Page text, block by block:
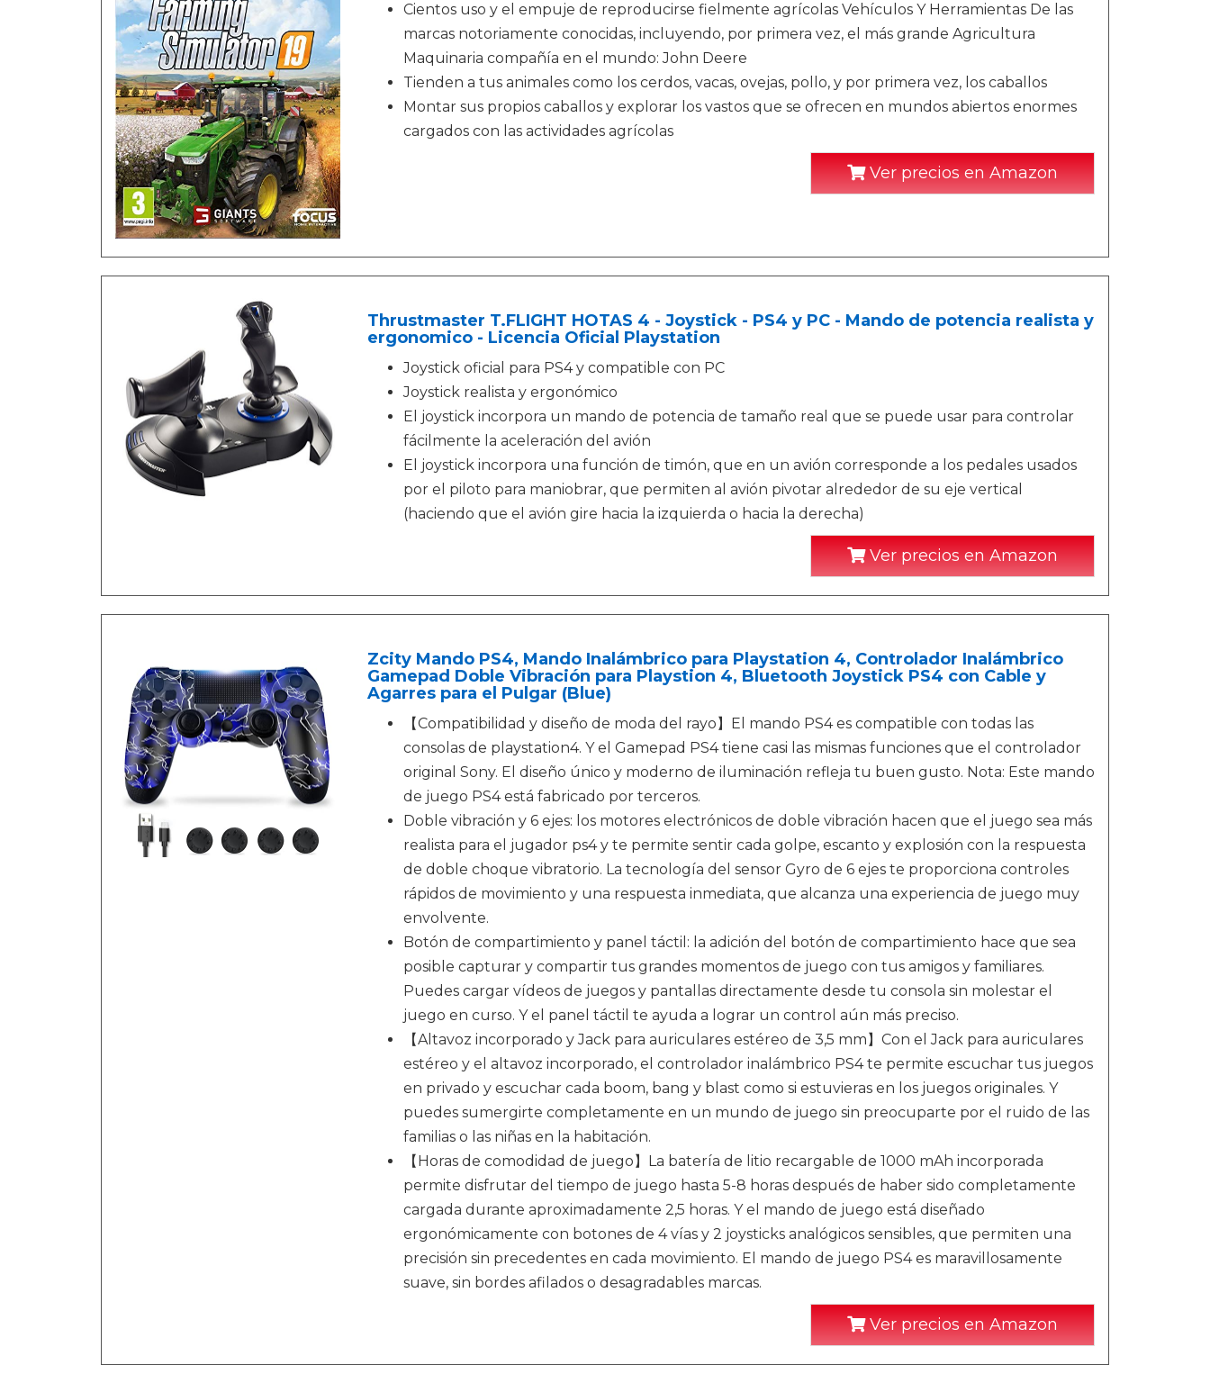
Cientos uso y el empuje de reproducirse fielmente agrícolas Vehículos Y Herramientas De las
marcas notoriamente conocidas, incluyendo, por primera vez, el más grande Agricultura
Maquinaria compañía en el mundo: John Deere
Tienden a tus animales como los cerdos, vacas, ovejas, pollo, y por primera vez, los caballos
Montar sus propios caballos y explorar los vastos que se ofrecen en mundos abiertos enormes
cargados con las actividades agrícolas
Ver precios en Amazon
Thrustmaster T.FLIGHT HOTAS 4 - Joystick - PS4 y PC - Mando de potencia realista y
ergonomico - Licencia Oficial Playstation
Joystick oficial para PS4 y compatible con PC
Joystick realista y ergonómico
El joystick incorpora un mando de potencia de tamaño real que se puede usar para controlar
fácilmente la aceleración del avión
El joystick incorpora una función de timón, que en un avión corresponde a los pedales usados
por el piloto para maniobrar, que permiten al avión pivotar alrededor de su eje vertical
(haciendo que el avión gire hacia la izquierda o hacia la derecha)
Ver precios en Amazon
Zcity Mando PS4, Mando Inalámbrico para Playstation 4, Controlador Inalámbrico
Gamepad Doble Vibración para Playstion 4, Bluetooth Joystick PS4 con Cable y
Agarres para el Pulgar (Blue)
【Compatibilidad y diseño de moda del rayo】El mando PS4 es compatible con todas las
consolas de playstation4. Y el Gamepad PS4 tiene casi las mismas funciones que el controlador
original Sony. El diseño único y moderno de iluminación refleja tu buen gusto. Nota: Este mando
de juego PS4 está fabricado por terceros.
Doble vibración y 6 ejes: los motores electrónicos de doble vibración hacen que el juego sea más
realista para el jugador ps4 y te permite sentir cada golpe, escanto y explosión con la respuesta
de doble choque vibratorio. La tecnología del sensor Gyro de 6 ejes te proporciona controles
rápidos de movimiento y una respuesta inmediata, que alcanza una experiencia de juego muy
envolvente.
Botón de compartimiento y panel táctil: la adición del botón de compartimiento hace que sea
posible capturar y compartir tus grandes momentos de juego con tus amigos y familiares.
Puedes cargar vídeos de juegos y pantallas directamente desde tu consola sin molestar el
juego en curso. Y el panel táctil te ayuda a lograr un control aún más preciso.
【Altavoz incorporado y Jack para auriculares estéreo de 3,5 mm】Con el Jack para auriculares
estéreo y el altavoz incorporado, el controlador inalámbrico PS4 te permite escuchar tus juegos
en privado y escuchar cada boom, bang y blast como si estuvieras en los juegos originales. Y
puedes sumergirte completamente en un mundo de juego sin preocuparte por el ruido de las
familias o las niñas en la habitación.
【Horas de comodidad de juego】La batería de litio recargable de 1000 mAh incorporada
permite disfrutar del tiempo de juego hasta 5-8 horas después de haber sido completamente
cargada durante aproximadamente 2,5 horas. Y el mando de juego está diseñado
ergonómicamente con botones de 4 vías y 2 joysticks analógicos sensibles, que permiten una
precisión sin precedentes en cada movimiento. El mando de juego PS4 es maravillosamente
suave, sin bordes afilados o desagradables marcas.
Ver precios en Amazon